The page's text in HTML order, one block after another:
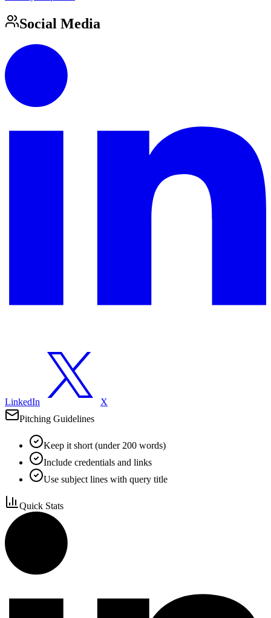
Social Media
LinkedIn
X
Pitching Guidelines
Keep it short (under 200 words)
Include credentials and links
Use subject lines with query title
Quick Stats